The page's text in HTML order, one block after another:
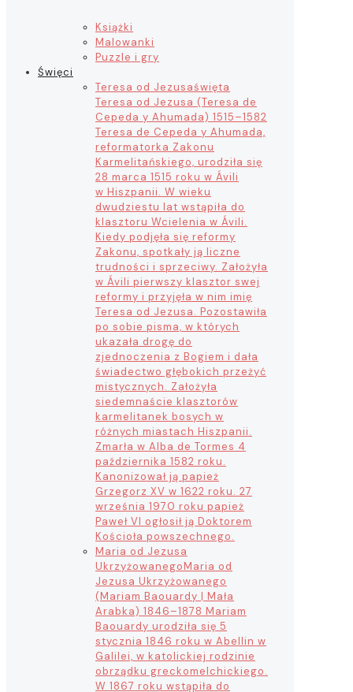
Książki
Malowanki
Puzzle i gry
Święci
Teresa od Jezusaświęta
Teresa od Jezusa (Teresa de
Cepeda y Ahumada) 1515–1582
Teresa de Cepeda y Ahumada,
reformatorka Zakonu
Karmelitańskiego, urodziła się
28 marca 1515 roku w Ávili
w Hiszpanii. W wieku
dwudziestu lat wstąpiła do
klasztoru Wcielenia w Ávili.
Kiedy podjęła się reformy
Zakonu, spotkały ją liczne
trudności i sprzeciwy. Założyła
w Ávili pierwszy klasztor swej
reformy i przyjęła w nim imię
Teresa od Jezusa. Pozostawiła
po sobie pisma, w których
ukazała drogę do
zjednoczenia z Bogiem i dała
świadectwo głębokich przeżyć
mistycznych. Założyła
siedemnaście klasztorów
karmelitanek bosych w
różnych miastach Hiszpanii.
Zmarła w Alba de Tormes 4
października 1582 roku.
Kanonizował ją papież
Grzegorz XV w 1622 roku. 27
września 1970 roku papież
Paweł VI ogłosił ją Doktorem
Kościoła powszechnego.
Maria od Jezusa
UkrzyżowanegoMaria od
Jezusa Ukrzyżowanego
(Mariam Baouardy | Mała
Arabka) 1846–1878 Mariam
Baouardy urodziła się 5
stycznia 1846 roku w Abellin w
Galilei, w katolickiej rodzinie
obrządku greckomelchickiego.
W 1867 roku wstąpiła do